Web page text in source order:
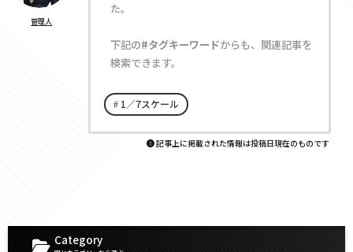
管理人
た。
下記の#タグキーワードからも、関連記事を
検索できます。
1／7スケール
記事上に掲載された情報は投稿日現在のものです
Category